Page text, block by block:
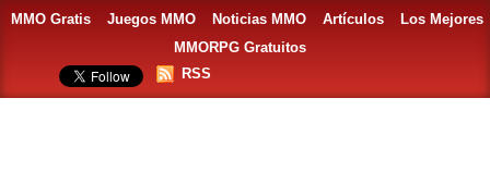
MMO Gratis Juegos MMO Noticias MMO Artículos
Los Mejores
MMORPG Gratuitos
RSS